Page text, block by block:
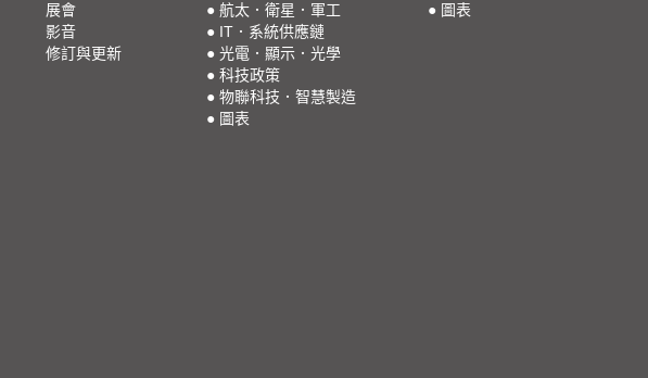
展會
影音
修訂與更新
● 航太．衛星．軍工
● IT．系統供應鏈
● 光電．顯示．光學
● 科技政策
● 物聯科技．智慧製造
● 圖表
● 圖表